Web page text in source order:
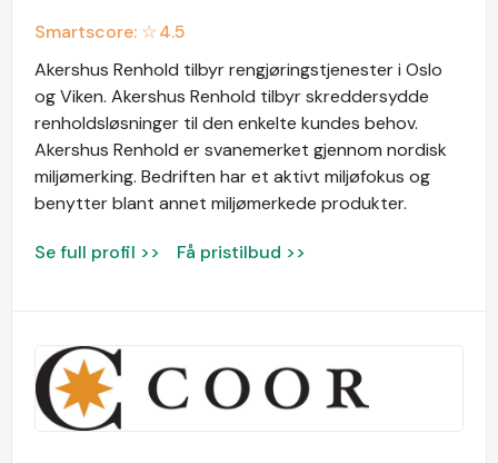
Smartscore: ☆4.5
Akershus Renhold tilbyr rengjøringstjenester i Oslo
og Viken. Akershus Renhold tilbyr skreddersydde
renholdsløsninger til den enkelte kundes behov.
Akershus Renhold er svanemerket gjennom nordisk
miljømerking. Bedriften har et aktivt miljøfokus og
benytter blant annet miljømerkede produkter.
Se full profil >> Få pristilbud >>